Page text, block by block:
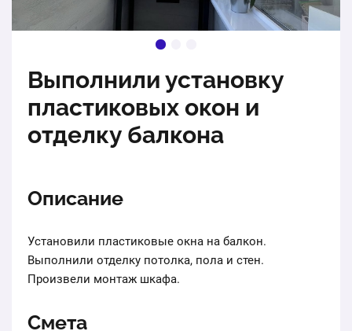
Выполнили установку
пластиковых окон и
отделку балкона
Описание
Установили пластиковые окна на балкон.
Выполнили отделку потолка, пола и стен.
Произвели монтаж шкафа.
Смета